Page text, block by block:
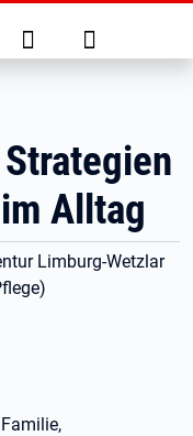
Suche Anmelden
Alltag
Limburg-Wetzlar